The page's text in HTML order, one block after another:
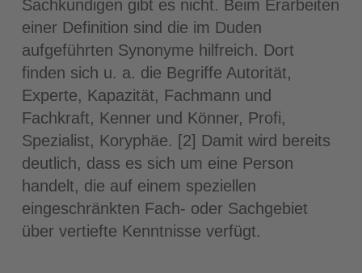
Sachkundigen gibt es nicht. Beim Erarbeiten
einer Definition sind die im Duden
aufgeführten Synonyme hilfreich. Dort
finden sich u. a. die Begriffe Autorität,
Experte, Kapazität, Fachmann und
Fachkraft, Kenner und Könner, Profi,
Spezialist, Koryphäe. [2] Damit wird bereits
deutlich, dass es sich um eine Person
handelt, die auf einem speziellen
eingeschränkten Fach- oder Sachgebiet
über vertiefte Kenntnisse verfügt.